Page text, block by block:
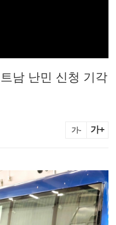
남 난민 신청 기각
가- 가+